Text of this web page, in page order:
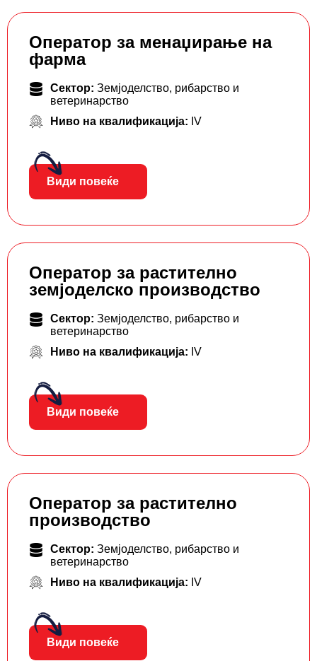
Оператор за менаџирање на
фарма
Сектор: Земјоделство, рибарство и
ветеринарство
Ниво на квалификација: IV
Види повеќе
Оператор за растително
земјоделско производство
Сектор: Земјоделство, рибарство и
ветеринарство
Ниво на квалификација: IV
Види повеќе
Оператор за растително
производство
Сектор: Земјоделство, рибарство и
ветеринарство
Ниво на квалификација: IV
Види повеќе